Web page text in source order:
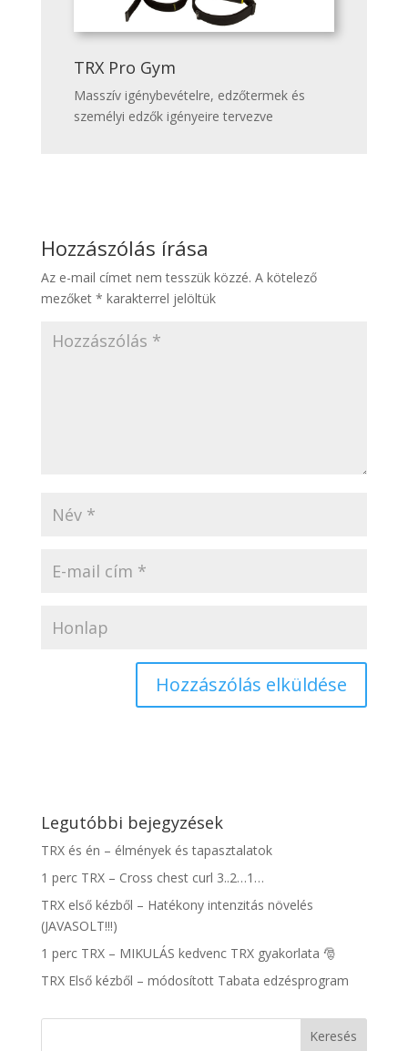
TRX Pro Gym
Masszív igénybevételre, edzőtermek és
személyi edzők igényeire tervezve
Hozzászólás írása
Az e-mail címet nem tesszük közzé. A kötelező
mezőket * karakterrel jelöltük
Legutóbbi bejegyzések
TRX és én – élmények és tapasztalatok
1 perc TRX – Cross chest curl 3..2…1…
TRX első kézből – Hatékony intenzitás növelés
(JAVASOLT!!!)
1 perc TRX – MIKULÁS kedvenc TRX gyakorlata 🎅
TRX Első kézből – módosított Tabata edzésprogram